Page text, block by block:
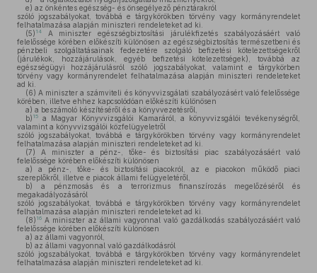
e) az önkéntes egészség- és önsegélyező pénztárakról
szóló jogszabályokat, továbbá e tárgykörökben törvény vagy kormányrendelet
felhatalmazása alapján miniszteri rendeleteket ad ki.
(5) 14
A miniszter egészségbiztosítási járulékfizetés szabályozásáért való
felelőssége körében előkészíti különösen az egészségbiztosítás természetbeni és
pénzbeli szolgáltatásainak fedezetére szolgáló befizetési kötelezettségekről
(járulékok, hozzájárulások, egyéb befizetési kötelezettségek), továbbá az
egészségügyi hozzájárulásról szóló jogszabályokat, valamint e tárgykörben
törvény vagy kormányrendelet felhatalmazása alapján miniszteri rendeleteket
ad ki.
(6) A miniszter a számviteli és könyvvizsgálati szabályozásért való felelőssége
körében, illetve ehhez kapcsolódóan előkészíti különösen
a) a beszámoló készítéséről és a könyvvezetésről,
b) 15
a Magyar Könyvvizsgálói Kamaráról, a könyvvizsgálói tevékenységről,
valamint a könyvvizsgálói közfelügyeletről
szóló jogszabályokat, továbbá e tárgykörökben törvény vagy kormányrendelet
felhatalmazása alapján miniszteri rendeleteket ad ki.
(7) A miniszter a pénz-, tőke- és biztosítási piac szabályozásáért való
felelőssége körében előkészíti különösen
a) a pénz-, tőke- és biztosítási piacokról, az e piacokon működő piaci
szereplőkről, illetve e piacok állami felügyeletéről,
b) a pénzmosás és a terrorizmus finanszírozás megelőzéséről és
megakadályozásáról
szóló jogszabályokat, továbbá e tárgykörökben törvény vagy kormányrendelet
felhatalmazása alapján miniszteri rendeleteket ad ki.
(8) 16 A miniszter az állami vagyonnal való gazdálkodás szabályozásáért való
felelőssége körében előkészíti különösen
a) az állami vagyonról,
b) az állami vagyonnal való gazdálkodásról
szóló jogszabályokat, továbbá e tárgykörökben törvény vagy kormányrendelet
felhatalmazása alapján miniszteri rendeleteket ad ki.